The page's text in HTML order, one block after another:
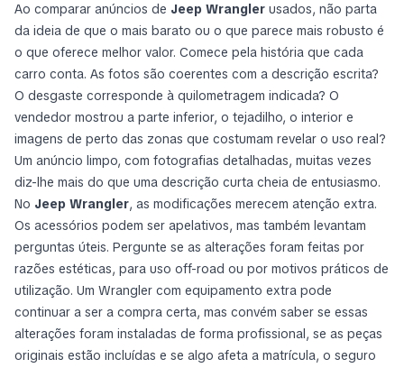
Ao comparar anúncios de Jeep Wrangler usados, não parta
da ideia de que o mais barato ou o que parece mais robusto é
o que oferece melhor valor. Comece pela história que cada
carro conta. As fotos são coerentes com a descrição escrita?
O desgaste corresponde à quilometragem indicada? O
vendedor mostrou a parte inferior, o tejadilho, o interior e
imagens de perto das zonas que costumam revelar o uso real?
Um anúncio limpo, com fotografias detalhadas, muitas vezes
diz-lhe mais do que uma descrição curta cheia de entusiasmo.
No Jeep Wrangler, as modificações merecem atenção extra.
Os acessórios podem ser apelativos, mas também levantam
perguntas úteis. Pergunte se as alterações foram feitas por
razões estéticas, para uso off-road ou por motivos práticos de
utilização. Um Wrangler com equipamento extra pode
continuar a ser a compra certa, mas convém saber se essas
alterações foram instaladas de forma profissional, se as peças
originais estão incluídas e se algo afeta a matrícula, o seguro